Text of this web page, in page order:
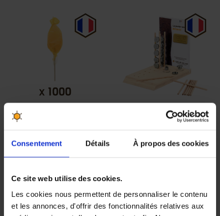
Consentement Détails À propos des cookies
Ce site web utilise des cookies.
Les cookies nous permettent de personnaliser le contenu
et les annonces, d'offrir des fonctionnalités relatives aux
199,90 €
Présentoir pour
porte-savons